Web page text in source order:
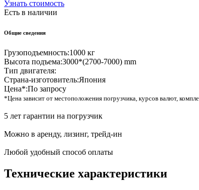
Узнать стоимость
Есть в наличии
Общие сведения
Грузоподъемность:1000 кг
Высота подъема:3000*(2700-7000) mm
Тип двигателя:
Страна-изготовитель:Япония
Цена*:По запросу
*Цена зависит от местоположения погрузчика, курсов валют,
5 лет гарантии на погрузчик
Можно в аренду, лизинг, трейд-ин
Любой удобный способ оплаты
Технические характеристики